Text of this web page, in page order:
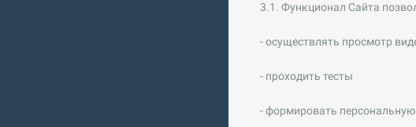
3.1. Функционал Сайта
- осуществлять просмотр
- проходить тесты
- формировать персональную